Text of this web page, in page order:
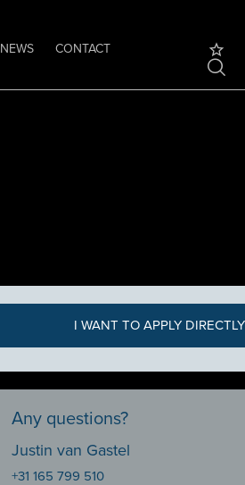
NEWS
CONTACT
I WANT TO APPLY DIRECTLY
Any questions?
Justin van Gastel
+31 165 799 510